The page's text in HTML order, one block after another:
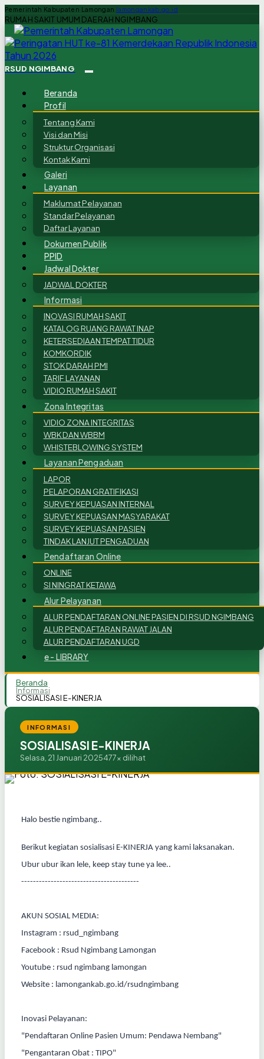
Pemerintah Kabupaten Lamongan lamongankab.go.id
RUMAH SAKIT UMUM DAERAH NGIMBANG
RSUD NGIMBANG
Beranda
Profil
Tentang Kami
Visi dan Misi
Struktur Organisasi
Kontak Kami
Galeri
Layanan
Maklumat Pelayanan
Standar Pelayanan
Daftar Layanan
Dokumen Publik
PPID
Jadwal Dokter
JADWAL DOKTER
Informasi
INOVASI RUMAH SAKIT
KATALOG RUANG RAWAT INAP
KETERSEDIAAN TEMPAT TIDUR
KOMKORDIK
STOK DARAH PMI
TARIF LAYANAN
VIDIO RUMAH SAKIT
Zona Integritas
VIDIO ZONA INTEGRITAS
WBK DAN WBBM
WHISTEBLOWING SYSTEM
Layanan Pengaduan
LAPOR
PELAPORAN GRATIFIKASI
SURVEY KEPUASAN INTERNAL
SURVEY KEPUASAN MASYARAKAT
SURVEY KEPUASAN PASIEN
TINDAK LANJUT PENGADUAN
Pendaftaran Online
ONLINE
SI NINGRAT KETAWA
Alur Pelayanan
ALUR PENDAFTARAN ONLINE PASIEN DI RSUD NGIMBANG
ALUR PENDAFTARAN RAWAT JALAN
ALUR PENDAFTARAN UGD
e - LIBRARY
Beranda
Informasi
SOSIALISASI E-KINERJA
INFORMASI
SOSIALISASI E-KINERJA
Selasa, 21 Januari 2025477x dilihat
Halo bestie ngimbang..
Berikut kegiatan sosialisasi E-KINERJA yang kami laksanakan.
Ubur ubur ikan lele, keep stay tune ya lee..
----------------------------------------
AKUN SOSIAL MEDIA:
Instagram : rsud_ngimbang
Facebook : Rsud Ngimbang Lamongan
Youtube : rsud ngimbang lamongan
Website : lamongankab.go.id/rsudngimbang
Inovasi Pelayanan:
"Pendaftaran Online Pasien Umum: Pendawa Nembang"
"Pengantaran Obat : TIPO"